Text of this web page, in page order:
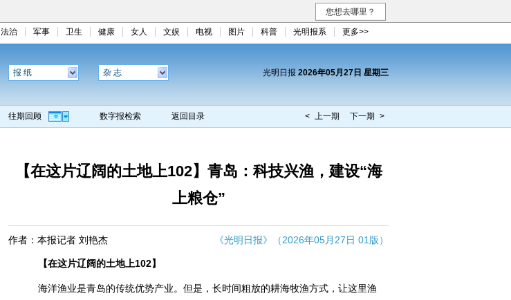
您想去哪里？
法治 军事 卫生 健康 女人 文娱 电视 图片 科普 光明报系 更多>>
报 纸 杂 志 光明日报 2026年05月27日 星期三
往期回顾 数字报检索 返回目录 < 上一期 下一期 >
【在这片辽阔的土地上102】青岛：科技兴渔，建设“海
上粮仓”
作者：本报记者 刘艳杰 《光明日报》（2026年05月27日 01版）
【在这片辽阔的土地上102】
海洋渔业是青岛的传统优势产业。但是，长时间粗放的耕海牧渔方式，让这里渔